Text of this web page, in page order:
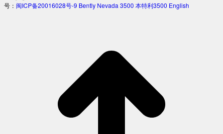
号： 闽ICP备20016028号-9 Bently Nevada 3500 本特利3500 English